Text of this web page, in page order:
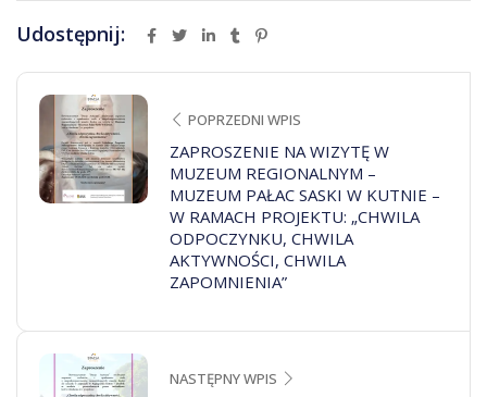
Udostępnij:
POPRZEDNI WPIS
ZAPROSZENIE NA WIZYTĘ W
MUZEUM REGIONALNYM –
MUZEUM PAŁAC SASKI W KUTNIE –
W RAMACH PROJEKTU: „CHWILA
ODPOCZYNKU, CHWILA
AKTYWNOŚCI, CHWILA
ZAPOMNIENIA”
NASTĘPNY WPIS